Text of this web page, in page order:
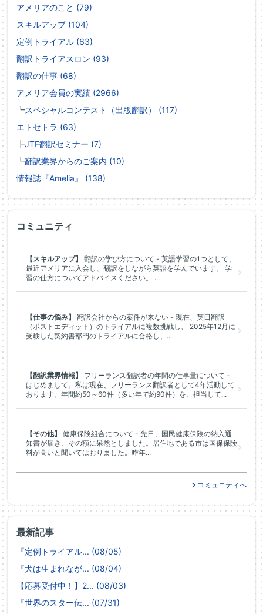
アメリアのこと (79)
スキルアップ (104)
定例トライアル (63)
翻訳トライアスロン (93)
翻訳の仕事 (68)
アメリア会員の実績 (2966)
┗スペシャルコンテスト（出版翻訳） (117)
エトセトラ (63)
┣JTF翻訳セミナー (7)
┗翻訳業界からのご案内 (10)
情報誌『Amelia』 (138)
最新記事
『定例トライアル... (08/05)
『犬は生まれなが... (08/04)
【応募受付中！】2... (08/03)
『世界のスター伝... (07/31)
コミュニティ
【スキルアップ】
翻訳の学び方について - 英語学習の1つとして、
最近アメリアに入会し、翻訳をしながら英語を学んでいます。 学
習の仕方についてアドバイスください。 ...
【仕事の悩み】
翻訳会社からの案件が来ない - 現在、英日翻訳
（ポストエディット）のトライアルに複数挑戦し、 2025年12月に
受験した契約書部門のトライアルに合格し、...
【翻訳業界情報】
フリーランス翻訳者の年間の仕事量について -
はじめまして。私は現在、フリーランス翻訳者として4年活動して
おります。年間約50～60件（多い年で約90件）を、担当して...
【その他】
健康保険組合について - 先日、国民健康保険の納入通
知書が届き、その額に呆然としました。居住地である市は国保保険
料が高いと聞いてはおりました。昨年...
コミュニティへ